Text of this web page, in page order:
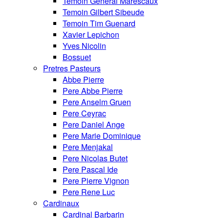
Temoin Gilbert Sibeude
Temoin Tim Guenard
Xavier Lepichon
Yves Nicolin
Bossuet
Pretres Pasteurs
Abbe Pierre
Pere Abbe Pierre
Pere Anselm Gruen
Pere Ceyrac
Pere Daniel Ange
Pere Marie Dominique
Pere Menjakal
Pere Nicolas Butet
Pere Pascal Ide
Pere Pierre Vignon
Pere Rene Luc
Cardinaux
Cardinal Barbarin